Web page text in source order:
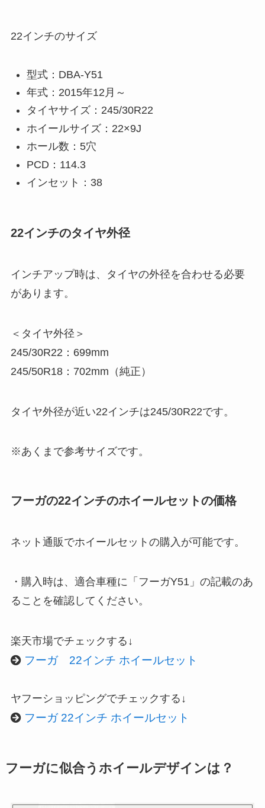
22インチのサイズ
型式：DBA-Y51
年式：2015年12月～
タイヤサイズ：245/30R22
ホイールサイズ：22×9J
ホール数：5穴
PCD：114.3
インセット：38
22インチのタイヤ外径
インチアップ時は、タイヤの外径を合わせる必要
があります。
＜タイヤ外径＞
245/30R22：699mm
245/50R18：702mm（純正）
タイヤ外径が近い22インチは245/30R22です。
※あくまで参考サイズです。
フーガの22インチのホイールセットの価格
ネット通販でホイールセットの購入が可能です。
・購入時は、適合車種に「フーガY51」の記載のあ
ることを確認してください。
楽天市場でチェックする↓
フーガ 22インチ ホイールセット
ヤフーショッピングでチェックする↓
フーガ 22インチ ホイールセット
フーガに似合うホイールデザインは？